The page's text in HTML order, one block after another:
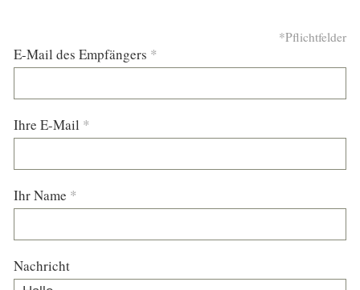
*Pflichtfelder
E-Mail des Empfängers *
Ihre E-Mail *
Ihr Name *
Nachricht